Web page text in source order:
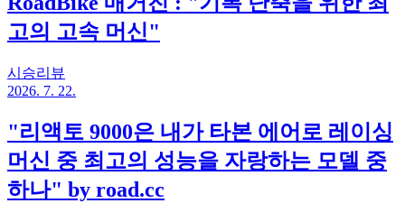
고의 고속 머신"
시승리뷰
2026. 7. 22.
"리액토 9000은 내가 타본 에어로 레이싱
머신 중 최고의 성능을 자랑하는 모델 중
하나" by road.cc